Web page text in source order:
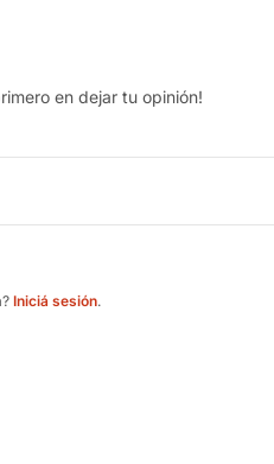
en dejar tu opinión!
Iniciá sesión.